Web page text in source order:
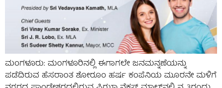
ಮಂಗಳೂರು: ಮಂಗಳೂರಿನಲ್ಲಿ ಈಗಾಗಲೇ ಜನಮನ್ನಣೆಯನ್ನು
ಪಡೆದಿರುವ ಹೆಸರಾಂತ ಶೋರೂಂ ಹರ್ಷ ಕಂಪೆನಿಯ ಮೂರನೇ ಮಳಿಗೆ